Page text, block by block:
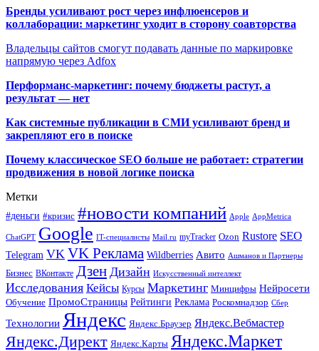
Бренды усиливают рост через инфлюенсеров и
коллаборации: маркетинг уходит в сторону соавторства
Владельцы сайтов смогут подавать данные по маркировке
напрямую через Adfox
Перформанс-маркетинг: почему бюджеты растут, а
результат — нет
Как системные публикации в СМИ усиливают бренд и
закрепляют его в поиске
Почему классическое SEO больше не работает: стратегии
продвижения в новой логике поиска
Метки
#деньги #кризис #новости компаний Apple AppMetrica
ChatGPT Google IT-специалисты Mail.ru myTracker Ozon Rustore SEO
Telegram VK VK Реклама Wildberries Авито Ашманов и Партнеры
Бизнес ВКонтакте Дзен Дизайн Искусственный интеллект
Исследования Кейсы Курсы Маркетинг Минцифры Нейросети
Обучение ПромоСтраницы Рейтинги Реклама Роскомнадзор Сбер
Технологии Яндекс Яндекс.Браузер Яндекс.Вебмастер
Яндекс.Директ Яндекс.Карты Яндекс.Маркет